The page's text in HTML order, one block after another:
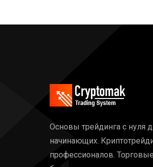
Основы трейдинга с нуля
начинающих.
профессионалов.